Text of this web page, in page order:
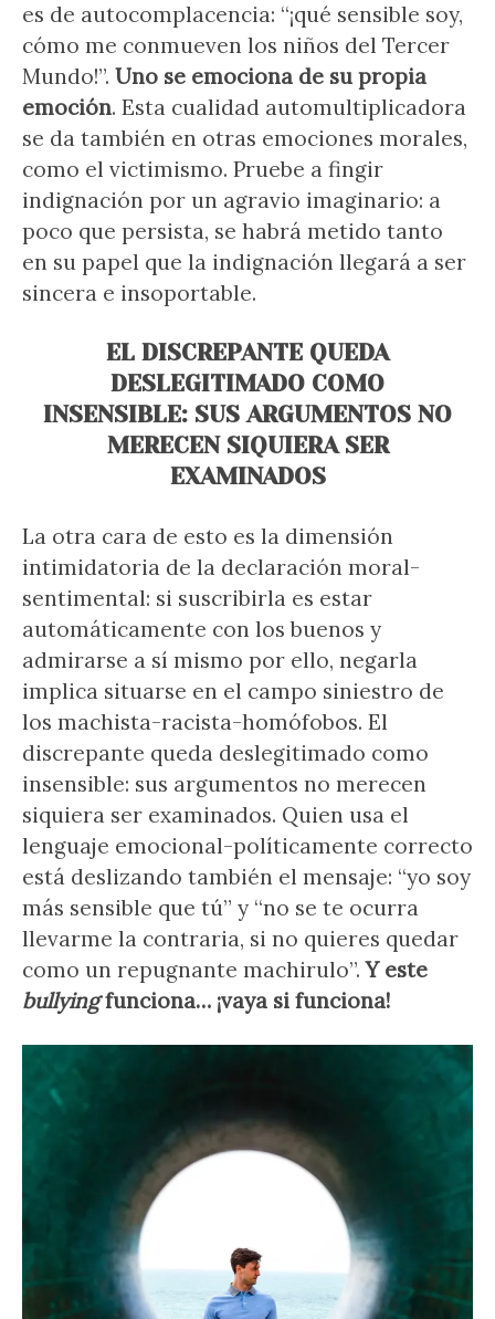
es de autocomplacencia: “¡qué sensible soy,
cómo me conmueven los niños del Tercer
Mundo!”. Uno se emociona de su propia
emoción. Esta cualidad automultiplicadora
se da también en otras emociones morales,
como el victimismo. Pruebe a fingir
indignación por un agravio imaginario: a
poco que persista, se habrá metido tanto
en su papel que la indignación llegará a ser
sincera e insoportable.
EL DISCREPANTE QUEDA
DESLEGITIMADO COMO
INSENSIBLE: SUS ARGUMENTOS NO
MERECEN SIQUIERA SER
EXAMINADOS
La otra cara de esto es la dimensión
intimidatoria de la declaración moral-
sentimental: si suscribirla es estar
automáticamente con los buenos y
admirarse a sí mismo por ello, negarla
implica situarse en el campo siniestro de
los machista-racista-homófobos. El
discrepante queda deslegitimado como
insensible: sus argumentos no merecen
siquiera ser examinados. Quien usa el
lenguaje emocional-políticamente correcto
está deslizando también el mensaje: “yo soy
más sensible que tú” y “no se te ocurra
llevarme la contraria, si no quieres quedar
como un repugnante machirulo”.Y este
bullyingfunciona… ¡vaya si funciona!